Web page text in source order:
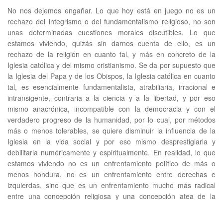
No nos dejemos engañar. Lo que hoy está en juego no es un
rechazo del integrismo o del fundamentalismo religioso, no son
unas determinadas cuestiones morales discutibles. Lo que
estamos viviendo, quizás sin darnos cuenta de ello, es un
rechazo de la religión en cuanto tal, y más en concreto de la
Iglesia católica y del mismo cristianismo. Se da por supuesto que
la Iglesia del Papa y de los Obispos, la Iglesia católica en cuanto
tal, es esencialmente fundamentalista, atrabiliaria, irracional e
intransigente, contraria a la ciencia y a la libertad, y por eso
mismo anacrónica, incompatible con la democracia y con el
verdadero progreso de la humanidad, por lo cual, por métodos
más o menos tolerables, se quiere disminuir la influencia de la
Iglesia en la vida social y por eso mismo desprestigiarla y
debilitarla numéricamente y espiritualmente. En realidad, lo que
estamos viviendo no es un enfrentamiento político de más o
menos hondura, no es un enfrentamiento entre derechas e
izquierdas, sino que es un enfrentamiento mucho más radical
entre una concepción religiosa y una concepción atea de la